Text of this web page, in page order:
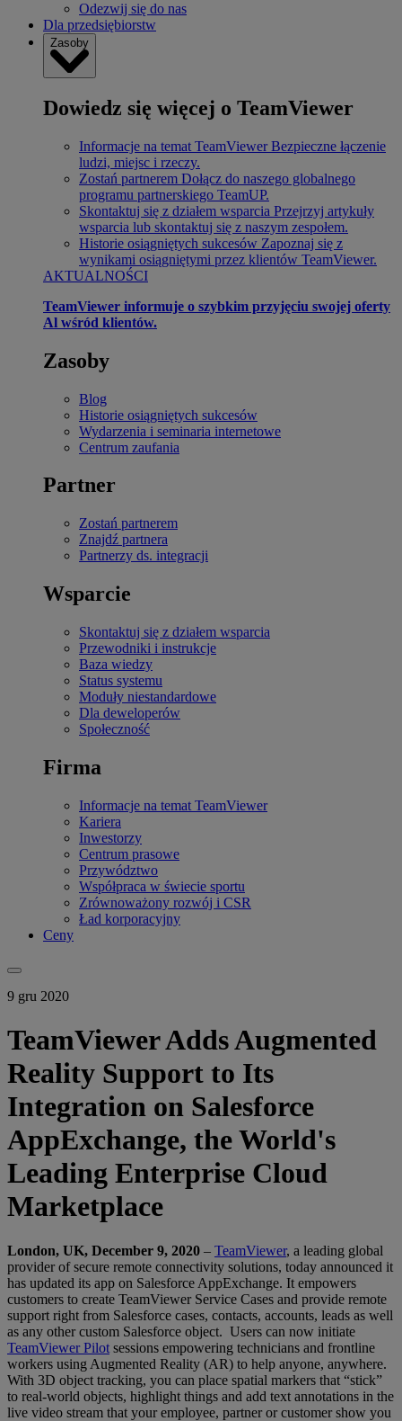
Odezwij się do nas
Dla przedsiębiorstw
Zasoby
Dowiedz się więcej o TeamViewer
Informacje na temat TeamViewer Bezpieczne łączenie
ludzi, miejsc i rzeczy.
Zostań partnerem Dołącz do naszego globalnego
programu partnerskiego TeamUP.
Skontaktuj się z działem wsparcia Przejrzyj artykuły
wsparcia lub skontaktuj się z naszym zespołem.
Historie osiągniętych sukcesów Zapoznaj się z
wynikami osiągniętymi przez klientów TeamViewer.
AKTUALNOŚCI
TeamViewer informuje o szybkim przyjęciu swojej oferty
Al wśród klientów.
Zasoby
Blog
Historie osiągniętych sukcesów
Wydarzenia i seminaria internetowe
Centrum zaufania
Partner
Zostań partnerem
Znajdź partnera
Partnerzy ds. integracji
Wsparcie
Skontaktuj się z działem wsparcia
Przewodniki i instrukcje
Baza wiedzy
Status systemu
Moduły niestandardowe
Dla deweloperów
Społeczność
Firma
Informacje na temat TeamViewer
Kariera
Inwestorzy
Centrum prasowe
Przywództwo
Współpraca w świecie sportu
Zrównoważony rozwój i CSR
Ład korporacyjny
Ceny
9 gru 2020
TeamViewer Adds Augmented
Reality Support to Its
Integration on Salesforce
AppExchange, the World's
Leading Enterprise Cloud
Marketplace
London, UK, December 9, 2020 – TeamViewer, a leading global
provider of secure remote connectivity solutions, today announced it
has updated its app on Salesforce AppExchange. It empowers
customers to create TeamViewer Service Cases and provide remote
support right from Salesforce cases, contacts, accounts, leads as well
as any other custom Salesforce object. Users can now initiate
TeamViewer Pilot sessions empowering technicians and frontline
workers using Augmented Reality (AR) to help anyone, anywhere.
With 3D object tracking, you can place spatial markers that “stick”
to real-world objects, highlight things and add text annotations in the
live video stream that your employee, partner or customer show you